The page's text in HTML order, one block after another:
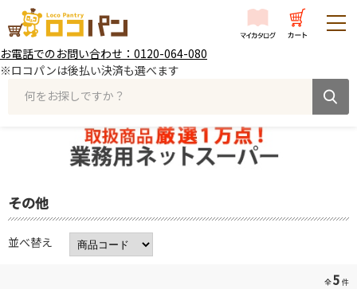
お電話でのお問い合わせ：0120-064-080
※ロコパンは後払い決済も選べます
何をお探しですか？
その他
並べ替え
全5 件